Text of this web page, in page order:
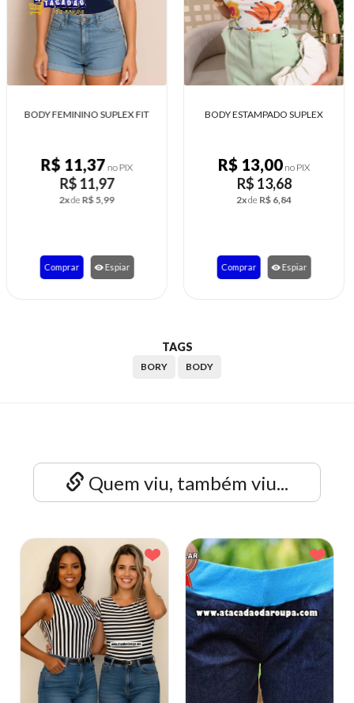
BODY ESTAMPADO SUPLEX
R$ 13,00no PIX
R$ 13,68
2xdeR$ 6,84
Comprar Espiar
BODY LISTRADOS DE SUPLEX
R$ 12,11no PIX
R$ 12,75
2xdeR$ 6,38
Comprar Espiar
TAGS
BORY BODY
Quem viu, também viu...